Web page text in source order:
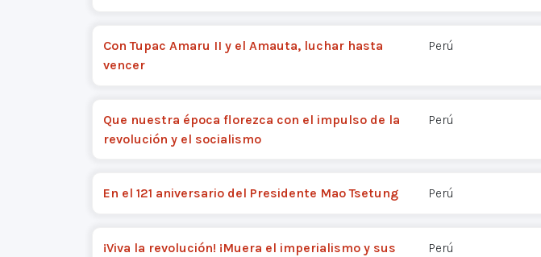
Con Tupac Amaru II y el Amauta, luchar hasta
vencer
Perú
Que nuestra época florezca con el impulso de la
revolución y el socialismo
Perú
En el 121 aniversario del Presidente Mao Tsetung Perú
¡Viva la revolución! ¡Muera el imperialismo y sus
Perú